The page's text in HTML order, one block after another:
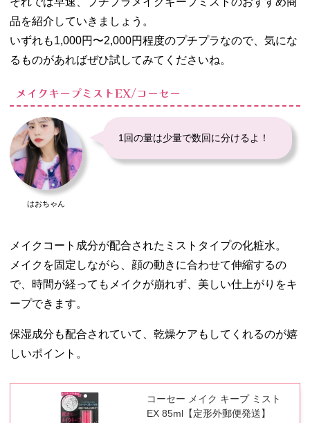
品を紹介していきましょう。
いずれも1,000円〜2,000円程度のプチプラなので、気にな
るものがあればぜひ試してみてくださいね。
メイクキープミストEX/コーセー
はおちゃん
1回の量は少量で数回に分けるよ！
メイクコート成分が配合されたミストタイプの化粧水。
メイクを固定しながら、顔の動きに合わせて伸縮するの
で、時間が経ってもメイクが崩れず、美しい仕上がりをキ
ープできます。
保湿成分も配合されていて、乾燥ケアもしてくれるのが嬉
しいポイント。
コーセー メイク キープ ミスト
EX 85ml【定形外郵便発送】